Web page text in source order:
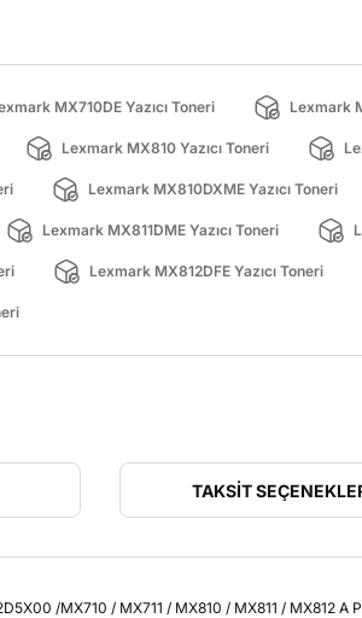
MX710DE Yazıcı Toneri Lexmark
Lexmark MX810 Yazıcı Toneri
Lexmark MX810DXME Yazıcı Toneri
Lexmark MX811DME Yazıcı Toneri
Lexmark MX812DFE Yazıcı Toneri
TAKSIT